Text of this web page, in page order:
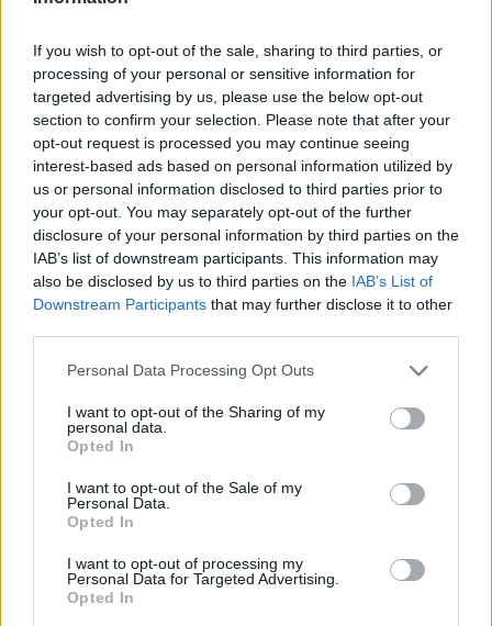
If you wish to opt-out of the sale, sharing to third parties, or
processing of your personal or sensitive information for
targeted advertising by us, please use the below opt-out
section to confirm your selection. Please note that after your
opt-out request is processed you may continue seeing
interest-based ads based on personal information utilized by
us or personal information disclosed to third parties prior to
your opt-out. You may separately opt-out of the further
disclosure of your personal information by third parties on the
IAB’s list of downstream participants. This information may
also be disclosed by us to third parties on the IAB’s List of
Downstream Participants that may further disclose it to other
Personal Data Processing Opt Outs
I want to opt-out of the Sharing of my
personal data.
Opted In
I want to opt-out of the Sale of my
Personal Data.
Opted In
I want to opt-out of processing my
Personal Data for Targeted Advertising.
Opted In
ΣΤΗΝ ΙΔΙΑ ΚΑΤΗΓΟΡΙΑ
Διάστημα
από 26/02 έως 27/02